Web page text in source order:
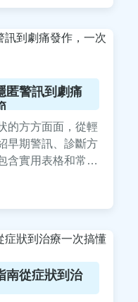
匿警訊到劇痛
的方方面面，從輕
早期警訊、診斷方
含實用表格和常見
南從症狀到治